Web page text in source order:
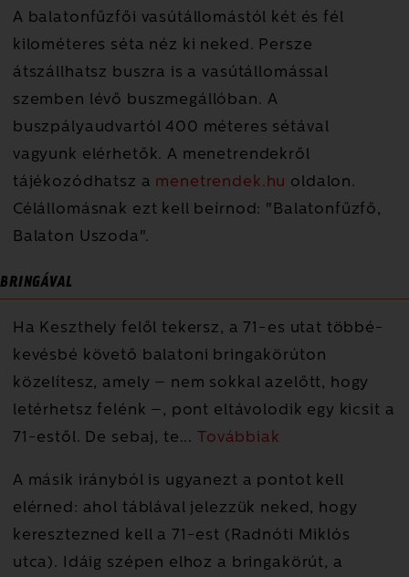
A balatonfűzfői vasútállomástól két és fél
kilométeres séta néz ki neked. Persze
átszállhatsz buszra is a vasútállomással
szemben lévő buszmegállóban. A
buszpályaudvartól 400 méteres sétával
vagyunk elérhetők. A menetrendekről
tájékozódhatsz a menetrendek.hu oldalon.
Célállomásnak ezt kell beírnod: "Balatonfűzfő,
Balaton Uszoda".
BRINGÁVAL
Ha Keszthely felől tekersz, a 71-es utat többé-
kevésbé követő balatoni bringakörúton
közelítesz, amely – nem sokkal azelőtt, hogy
letérhetsz felénk –, pont eltávolodik egy kicsit a
71-estől. De sebaj, te... Továbbiak
A másik irányból is ugyanezt a pontot kell
elérned: ahol táblával jelezzük neked, hogy
keresztezned kell a 71-est (Radnóti Miklós
utca). Idáig szépen elhoz a bringakörút, a